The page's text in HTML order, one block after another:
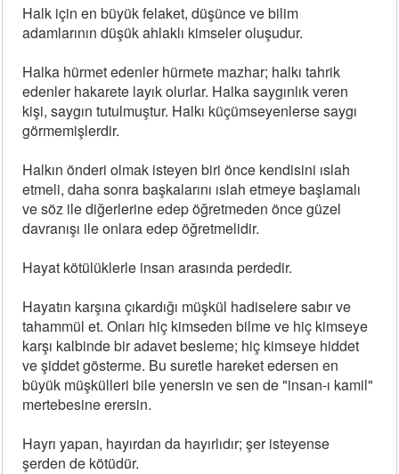
Halk için en büyük felaket, düşünce ve bilim
adamlarının düşük ahlaklı kimseler oluşudur.
Halka hürmet edenler hürmete mazhar; halkı tahrik
edenler hakarete layık olurlar. Halka saygınlık veren
kişi, saygın tutulmuştur. Halkı küçümseyenlerse saygı
görmemişlerdir.
Halkın önderi olmak isteyen biri önce kendisini ıslah
etmeli, daha sonra başkalarını ıslah etmeye başlamalı
ve söz ile diğerlerine edep öğretmeden önce güzel
davranışı ile onlara edep öğretmelidir.
Hayat kötülüklerle insan arasında perdedir.
Hayatın karşına çıkardığı müşkül hadiselere sabır ve
tahammül et. Onları hiç kimseden bilme ve hiç kimseye
karşı kalbinde bir adavet besleme; hiç kimseye hiddet
ve şiddet gösterme. Bu suretle hareket edersen en
büyük müşkülleri bile yenersin ve sen de "insan-ı kamil"
mertebesine erersin.
Hayrı yapan, hayırdan da hayırlıdır; şer isteyense
şerden de kötüdür.